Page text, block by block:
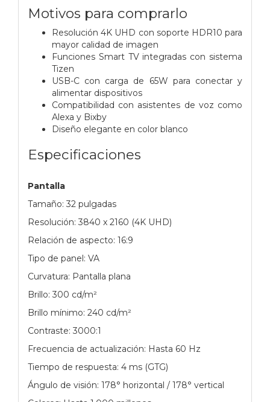
Motivos para comprarlo
Resolución 4K UHD con soporte HDR10 para
mayor calidad de imagen
Funciones Smart TV integradas con sistema
Tizen
USB-C con carga de 65W para conectar y
alimentar dispositivos
Compatibilidad con asistentes de voz como
Alexa y Bixby
Diseño elegante en color blanco
Especificaciones
Pantalla
Tamaño: 32 pulgadas
Resolución: 3840 x 2160 (4K UHD)
Relación de aspecto: 16:9
Tipo de panel: VA
Curvatura: Pantalla plana
Brillo: 300 cd/m²
Brillo mínimo: 240 cd/m²
Contraste: 3000:1
Frecuencia de actualización: Hasta 60 Hz
Tiempo de respuesta: 4 ms (GTG)
Ángulo de visión: 178° horizontal / 178° vertical